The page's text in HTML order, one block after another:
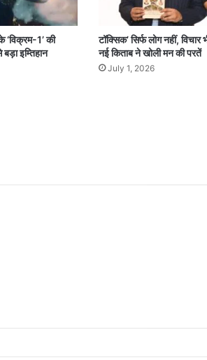
1’ की
इम्तिहान
टॉक्सिक’ सिर्फ लोग नहीं,
नई किताब ने खोली मन की परतें
July 1, 2026